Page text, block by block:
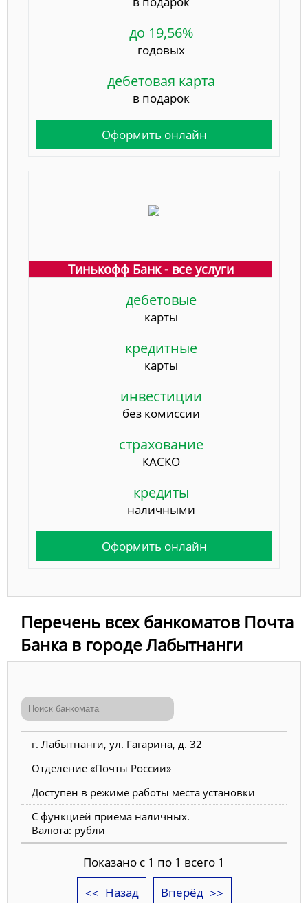
до 19,56%
годовых
дебетовая карта
в подарок
Оформить онлайн
Тинькофф Банк - все услуги
дебетовые
карты
кредитные
карты
инвестиции
без комиссии
страхование
КАСКО
кредиты
наличными
Оформить онлайн
Перечень всех банкоматов Почта
Банка в городе Лабытнанги
г. Лабытнанги, ул. Гагарина, д. 32
Отделение «Почты России»
Доступен в режиме работы места установки
С функцией приема наличных.
Валюта: рубли
Показано с 1 по 1 всего 1
Назад
Вперёд